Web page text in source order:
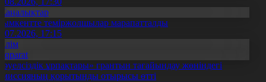
теміржолшылар марапатталды
17:15
ұрпақтары» грантын тағайындау жөніндегі
қорытынды отырысы өтті